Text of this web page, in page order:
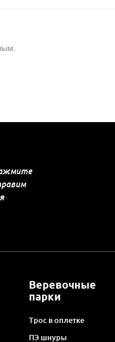
Веревочные
парки
Трос в оплетке
ПЭ шнуры